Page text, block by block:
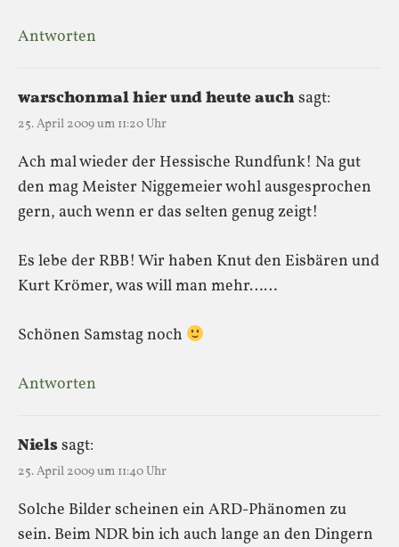
Antworten
warschonmal hier und heute auch sagt:
25. April 2009 um 11:20 Uhr
Ach mal wieder der Hessische Rundfunk! Na gut
den mag Meister Niggemeier wohl ausgesprochen
gern, auch wenn er das selten genug zeigt!
Es lebe der RBB! Wir haben Knut den Eisbären und
Kurt Krömer, was will man mehr……
Schönen Samstag noch
Antworten
Nielssagt:
25. April 2009 um 11:40 Uhr
Solche Bilder scheinen ein ARD-Phänomen zu
sein. Beim NDR bin ich auch lange an den Dingern